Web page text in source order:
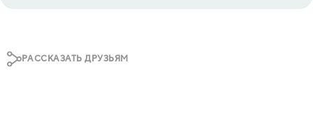
РАССКАЗАТЬ ДРУЗЬЯМ